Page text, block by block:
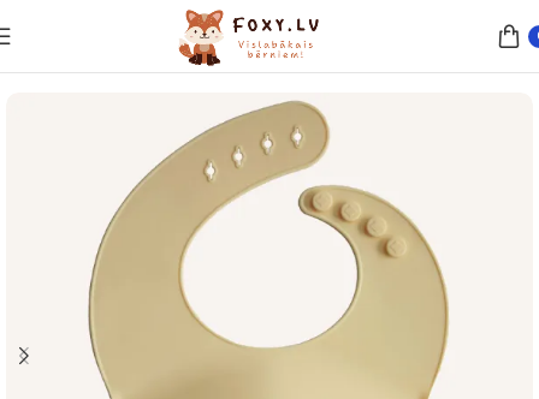
Sākums Trauki un piederumi